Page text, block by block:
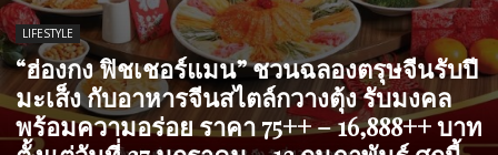
LIFESTYLE
“ฮ่องกง ฟิชเชอร์แมน” ชวนฉลองตรุษจีนรับปี
มะเส็ง กับอาหารจีนสไตล์กวางตุ้ง รับมงคล
พร้อมความอร่อย ราคา 75++ – 16,888++ บาท